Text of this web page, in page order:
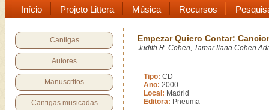
Início Projeto Littera Música Recursos
Cantigas
Autores
Manuscritos
Cantigas musicadas
Empezar Quiero Contar:
Judith R. Cohen, Tamar Ilana Cohen
Tipo: CD
Ano: 2000
Local: Madrid
Editora: Pneuma